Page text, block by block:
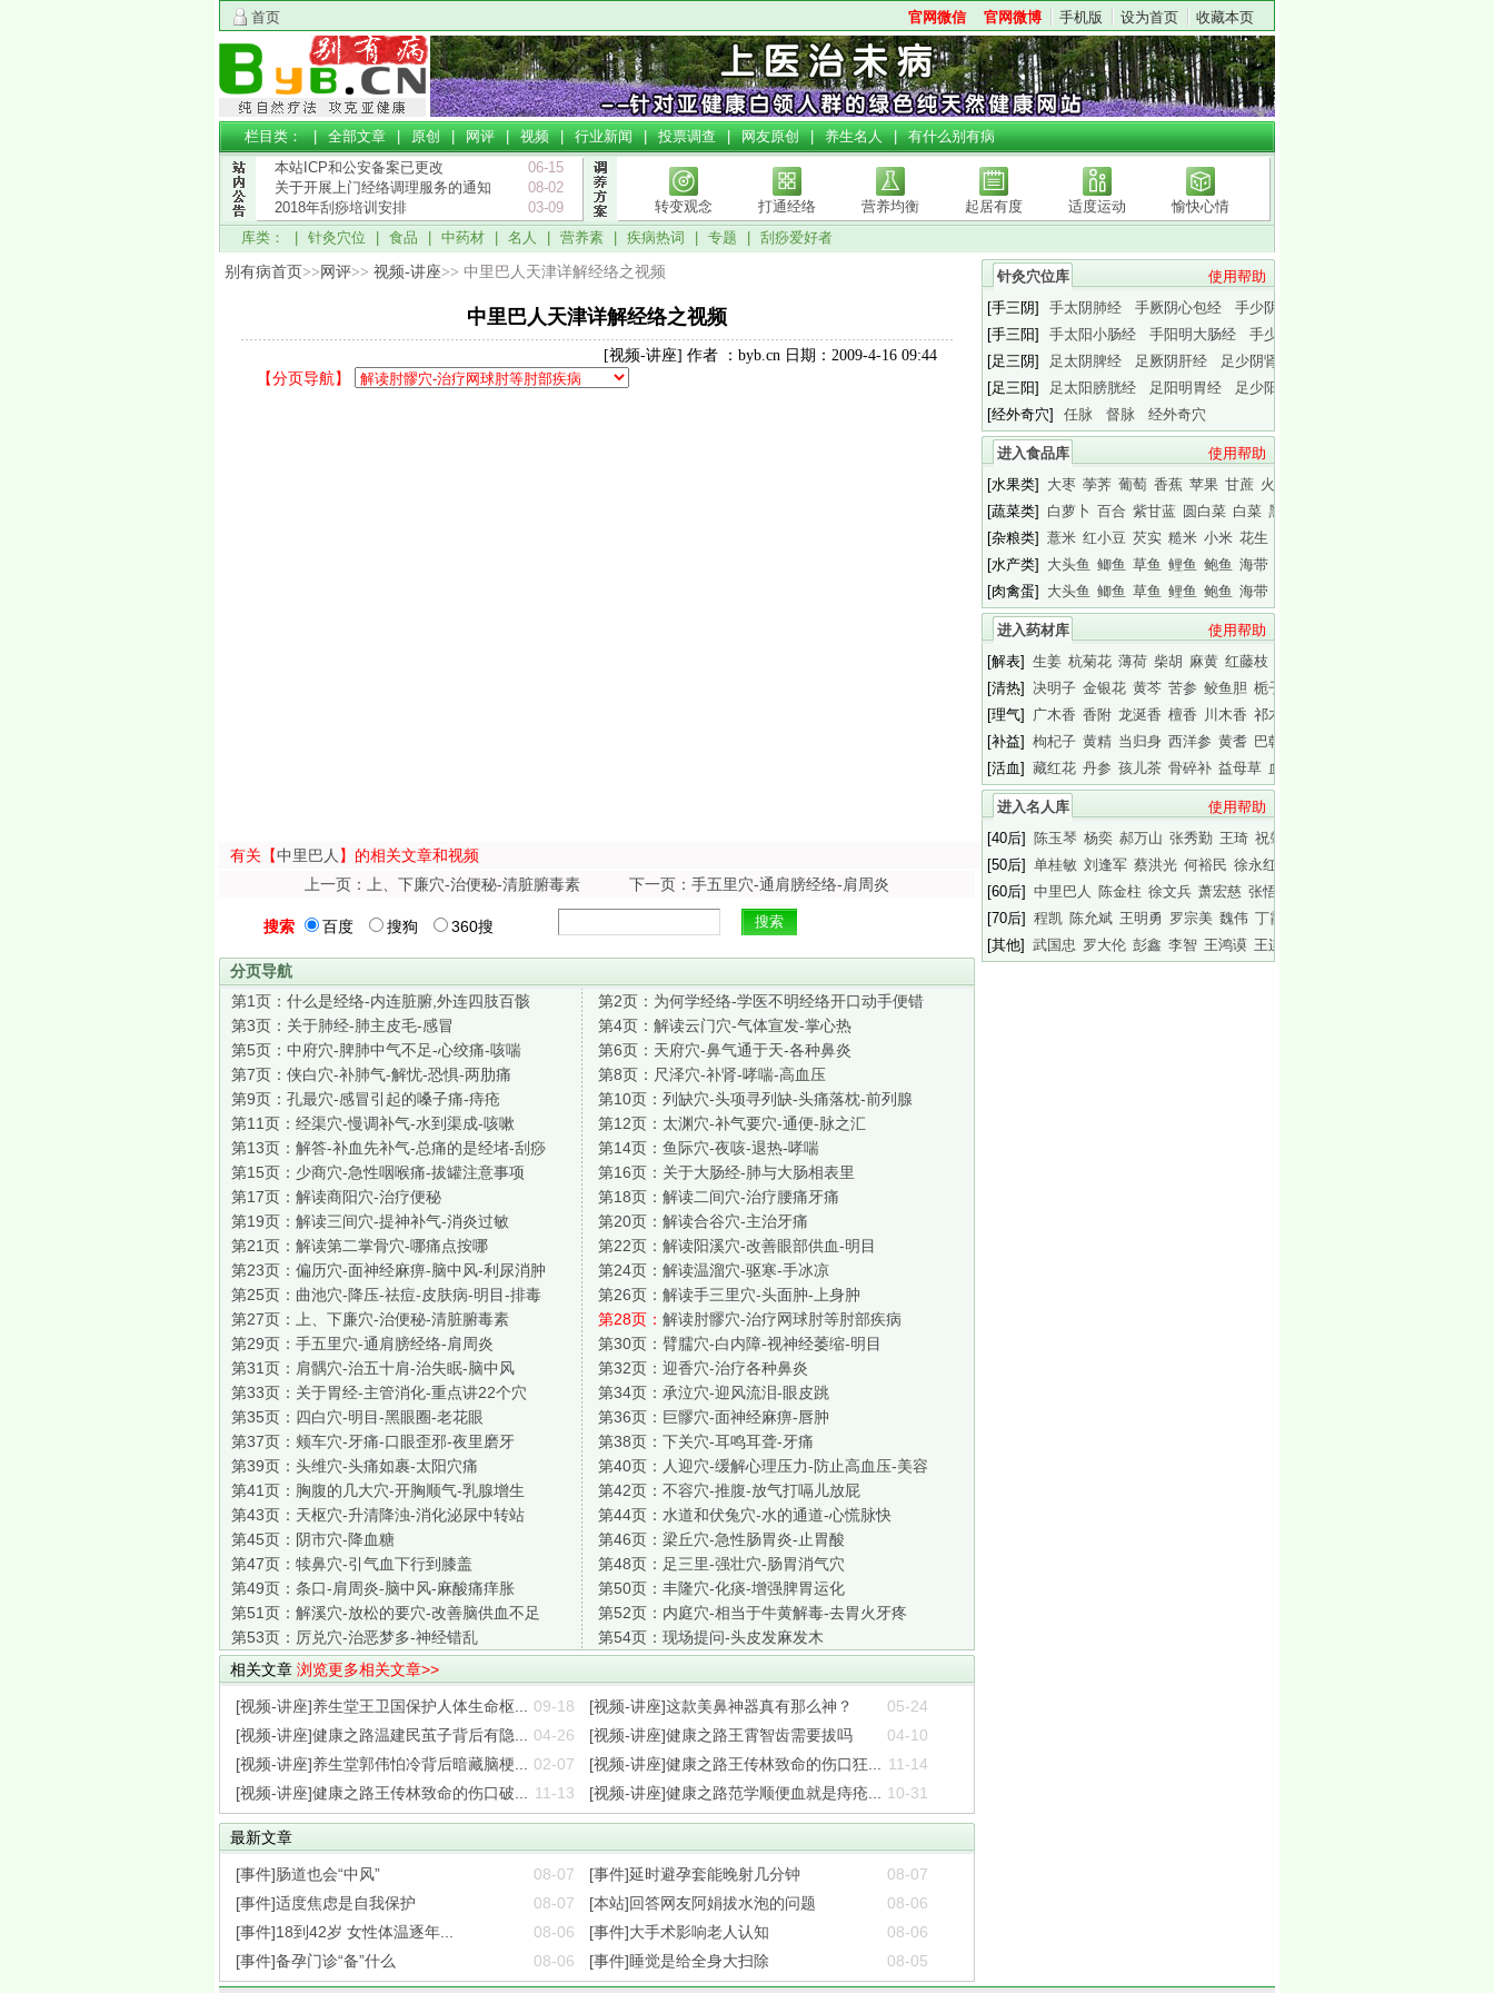
首页 官网微信 官网微博 手机版 设为首页 收藏本页
栏目类： |全部文章|原创|网评|视频|行业新闻|投票调查|网友原创|养生名人|有什么别有病
本站ICP和公安备案已更改
06-15
关于开展上门经络调理服务的通知
08-02
2018年刮痧培训安排
03-09 转变观念 打通经络 营养均衡 起居有度 适度运动
愉快心情
库类： | 针灸穴位 食品 中药材 名人 营养素 疾病热词 专题 刮痧爱好者
别有病首页>> 网评>> 视频-讲座>> 中里巴人天津详解经络之视频
中里巴人天津详解经络之视频
[视频-讲座] 作者 ：byb.cn 日期：2009-4-16 09:44
【分页导航】
有关【中里巴人 】的相关文章和视频
上一页：上、下廉穴-治便秘-清脏腑毒素
下一页：手五里穴-通肩膀经络-肩周炎
搜索 百度 搜狗 360搜
分页导航
第1页： 什么是经络-内连脏腑,外连四肢百骸 第2页： 为何学经络-学医不明经络开口动手便错
第3页： 关于肺经-肺主皮毛-感冒 第4页： 解读云门穴-气体宣发-掌心热
第5页： 中府穴-脾肺中气不足-心绞痛-咳喘 第6页： 天府穴-鼻气通于天-各种鼻炎
第7页： 侠白穴-补肺气-解忧-恐惧-两肋痛 第8页： 尺泽穴-补肾-哮喘-高血压
第9页： 孔最穴-感冒引起的嗓子痛-痔疮 第10页： 列缺穴-头项寻列缺-头痛落枕-前列腺
第11页： 经渠穴-慢调补气-水到渠成-咳嗽 第12页： 太渊穴-补气要穴-通便-脉之汇
第13页： 解答-补血先补气-总痛的是经堵-刮痧 第14页： 鱼际穴-夜咳-退热-哮喘
第15页： 少商穴-急性咽喉痛-拔罐注意事项 第16页： 关于大肠经-肺与大肠相表里
第17页： 解读商阳穴-治疗便秘 第18页： 解读二间穴-治疗腰痛牙痛
第19页： 解读三间穴-提神补气-消炎过敏 第20页： 解读合谷穴-主治牙痛
第21页： 解读第二掌骨穴-哪痛点按哪 第22页： 解读阳溪穴-改善眼部供血-明目
第23页： 偏历穴-面神经麻痹-脑中风-利尿消肿 第24页： 解读温溜穴-驱寒-手冰凉
第25页： 曲池穴-降压-祛痘-皮肤病-明目-排毒 第26页： 解读手三里穴-头面肿-上身肿
第27页：
上、下廉穴-治便秘-清脏腑毒素 第28页： 解读肘髎穴-治疗网球肘等肘部疾病
第29页： 手五里穴-通肩膀经络-肩周炎 第30页： 臂臑穴-白内障-视神经萎缩-明目
第31页： 肩髃穴-治五十肩-治失眠-脑中风 第32页： 迎香穴-治疗各种鼻炎
第33页： 关于胃经-主管消化-重点讲22个穴 第34页： 承泣穴-迎风流泪-眼皮跳
第35页： 四白穴-明目-黑眼圈-老花眼 第36页： 巨髎穴-面神经麻痹-唇肿
第37页： 颊车穴-牙痛-口眼歪邪-夜里磨牙 第38页： 下关穴-耳鸣耳聋-牙痛
第39页： 头维穴-头痛如裹-太阳穴痛 第40页： 人迎穴-缓解心理压力-防止高血压-美容
第41页： 胸腹的几大穴-开胸顺气-乳腺增生 第42页： 不容穴-推腹-放气打嗝儿放屁
第43页： 天枢穴-升清降浊-消化泌尿中转站 第44页： 水道和伏兔穴-水的通道-心慌脉快
第45页： 阴市穴-降血糖 第46页： 梁丘穴-急性肠胃炎-止胃酸
第47页： 犊鼻穴-引气血下行到膝盖 第48页： 足三里-强壮穴-肠胃消气穴
第49页： 条口-肩周炎-脑中风-麻酸痛痒胀 第50页： 丰隆穴-化痰-增强脾胃运化
第51页： 解溪穴-放松的要穴-改善脑供血不足 第52页： 内庭穴-相当于牛黄解毒-去胃火牙疼
第53页： 厉兑穴-治恶梦多-神经错乱 第54页： 现场提问-头皮发麻发木
相关文章 浏览更多相关文章>>
[视频-讲座]养生堂王卫国保护人体生命枢... 09-18 [视频-讲座]这款美鼻神器真有那么神？
05-24
[视频-讲座]健康之路温建民茧子背后有隐...
04-26 [视频-讲座]健康之路王霄智齿需要拔吗
04-10
[视频-讲座]养生堂郭伟怕冷背后暗藏脑梗...
02-07 [视频-讲座]健康之路王传林致命的伤口狂...
11-14
[视频-讲座]健康之路王传林致命的伤口破...
11-13 [视频-讲座]健康之路范学顺便血就是痔疮... 10-31
最新文章
[事件]肠道也会“中风” 08-07 [事件]延时避孕套能晚射几分钟
08-07
[事件]适度焦虑是自我保护
08-07 [本站]回答网友阿娟拔水泡的问题
08-06
[事件]18到42岁 女性体温逐年...
08-06 [事件]大手术影响老人认知
08-06
[事件]备孕门诊“备”什么
08-06 [事件]睡觉是给全身大扫除 08-05
针灸穴位库
使用帮助
[手三阴]
手太阴肺经 手厥阴心包经
手少阴心经
[手三阳]
手太阳小肠经 手阳明大肠经
手少阳三焦经
[足三阴]
足太阴脾经 足厥阴肝经
足少阴肾经
[足三阳]
足太阳膀胱经 足阳明胃经
足少阳胆经
[经外奇穴]
任脉 督脉 经外奇穴
进入食品库
使用帮助
[水果类]
大枣 荸荠 葡萄 香蕉 苹果 甘蔗 火龙果
[蔬菜类]
白萝卜 百合 紫甘蓝 圆白菜 白菜 黑木耳
[杂粮类] 薏米 红小豆 芡实 糙米 小米 花生
[水产类]
大头鱼 鲫鱼 草鱼 鲤鱼 鲍鱼 海带
[肉禽蛋]
大头鱼 鲫鱼 草鱼 鲤鱼 鲍鱼 海带
进入药材库
使用帮助
[解表] 生姜 杭菊花 薄荷 柴胡 麻黄 红藤枝
[清热] 决明子 金银花 黄芩 苦参 鲛鱼胆 栀子
[理气]
广木香 香附 龙涎香 檀香 川木香 祁木香
[补益] 枸杞子 黄精 当归身 西洋参 黄耆 巴戟天
[活血] 藏红花 丹参 孩儿茶 骨碎补 益母草 血竭
进入名人库
使用帮助
[40后]
陈玉琴 杨奕 郝万山 张秀勤 王琦 祝肇刚
[50后] 单桂敏 刘逢军 蔡洪光 何裕民 徐永红
[60后] 中里巴人 陈金柱 徐文兵 萧宏慈 张悟本
[70后] 程凯 陈允斌 王明勇 罗宗美 魏伟 丁霞
[其他] 武国忠 罗大伦 彭鑫 李智 王鸿谟 王连清